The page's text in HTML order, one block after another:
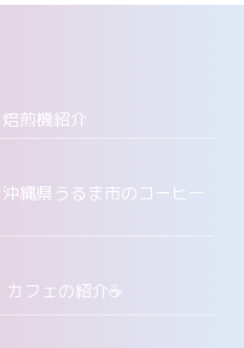
煎機紹介
沖縄県うるま市のコーヒー
カフェの紹介☕️